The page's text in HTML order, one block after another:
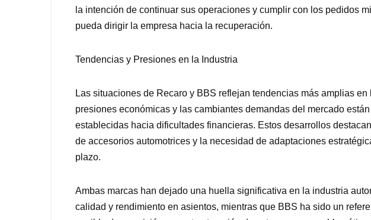
la intención de continuar sus operaciones y cumplir con los pedidos
pueda dirigir la empresa hacia la recuperación.
Tendencias y Presiones en la Industria
Las situaciones de Recaro y BBS reflejan tendencias más amplias
presiones económicas y las cambiantes demandas del mercado
establecidas hacia dificultades financieras. Estos desarrollos
de accesorios automotrices y la necesidad de adaptaciones
plazo.
Ambas marcas han dejado una huella significativa en la industria
calidad y rendimiento en asientos, mientras que BBS ha sido un